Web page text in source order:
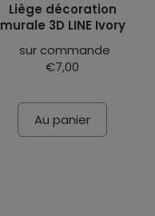
Liège décoration
murale 3D LINE Ivory
sur commande
€7,00
Au panier